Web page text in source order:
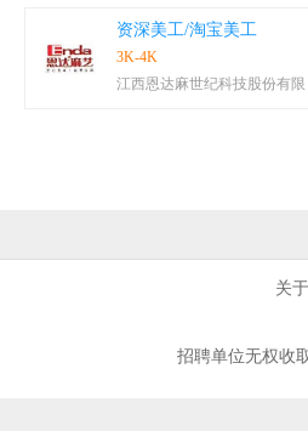
资深美工/淘宝美工
3K-4K
江西恩达麻世纪科技股份有限
关
招聘单位无权收